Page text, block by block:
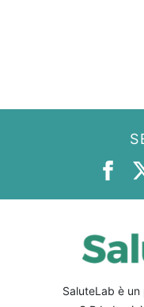
SaluteLab è